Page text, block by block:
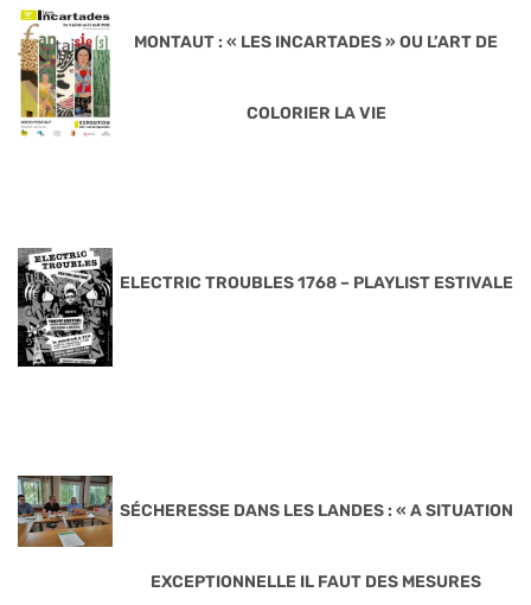
MONTAUT : « LES INCARTADES » OU L’ART DE
COLORIER LA VIE
ELECTRIC TROUBLES 1768 – PLAYLIST ESTIVALE
SÉCHERESSE DANS LES LANDES : « A SITUATION
EXCEPTIONNELLE IL FAUT DES MESURES